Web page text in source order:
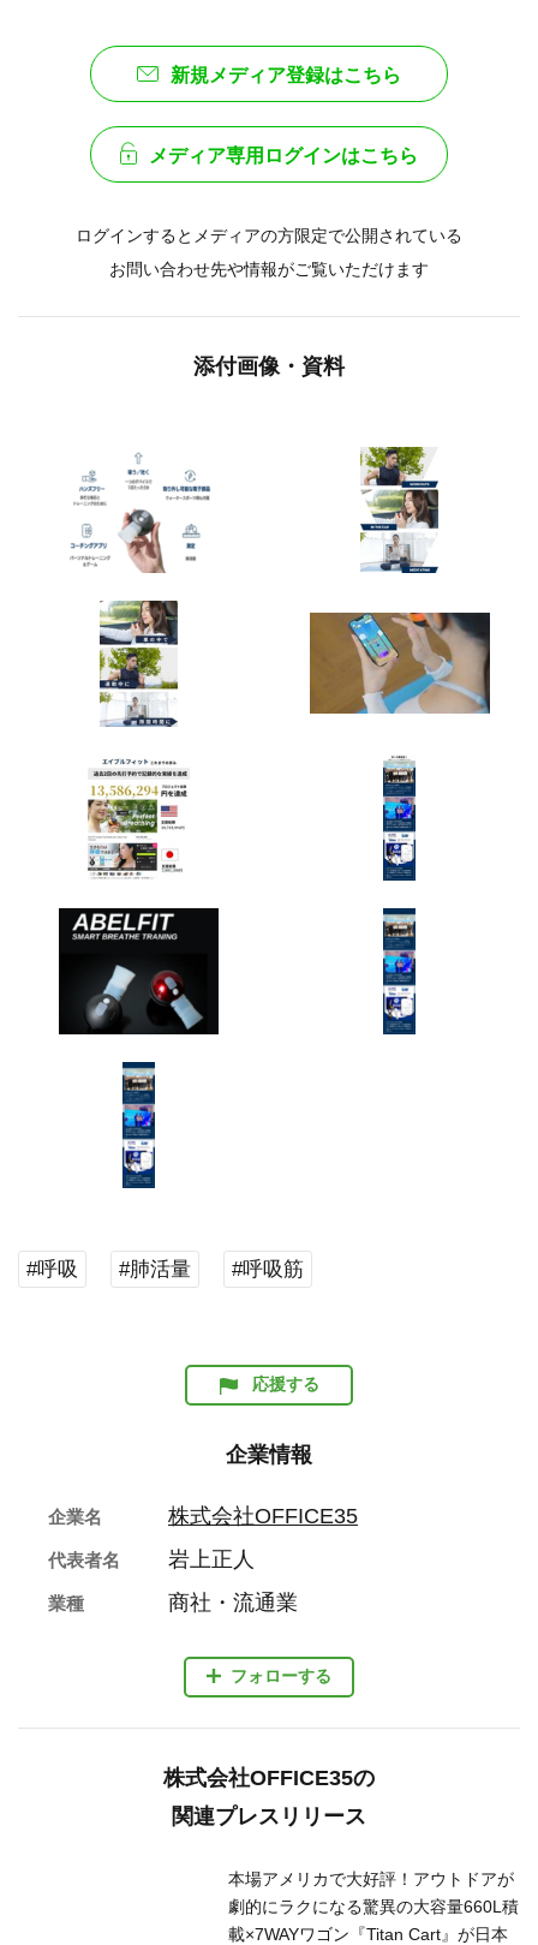
新規メディア登録はこちら
メディア専用ログインはこちら
ログインするとメディアの方限定で公開されている
お問い合わせ先や情報がご覧いただけます
添付画像・資料
#呼吸 #肺活量 #呼吸筋
応援する
企業情報
フォローする
企業名 株式会社OFFICE35
代表者名 岩上正人
業種 商社・流通業
株式会社OFFICE35の
関連プレスリリース
本場アメリカで大好評！アウトドアが
劇的にラクになる驚異の大容量660L積
載×7WAYワゴン『Titan Cart』が日本